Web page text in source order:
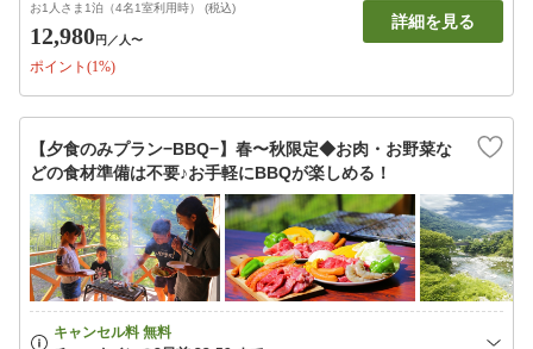
お1人さま1泊（4名1室利用時） (税込)
12,980円 ／人〜
ポイント(1%)
詳細を見る
【夕食のみプラン−BBQ−】春〜秋限定◆お肉・お野菜な
どの食材準備は不要♪お手軽にBBQが楽しめる！